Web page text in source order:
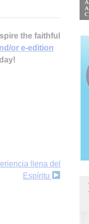
the faithful
or e-edition
llena del
Espíritu